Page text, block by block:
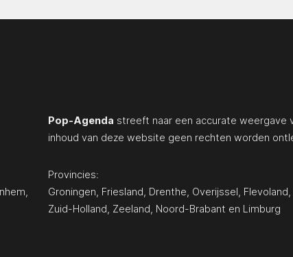
Pop-Agenda streeft naar een accurate weergave
inhoud van deze website geen rechten worden
Provincies:
Groningen Friesland Drenthe Overijssel Flevoland
Zuid-Holland Zeeland Noord-Brabant en Limburg